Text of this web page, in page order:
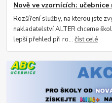
Nově ve vzornících:
Rozšíření služby, na kterou jste
nakladatelství ALTER chceme
lepší přehled při ro...číst celé